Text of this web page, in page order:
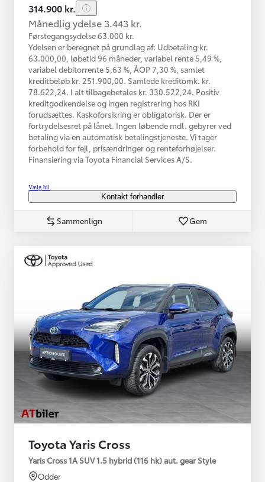
314.900 kr.
Månedlig ydelse 3.443 kr.
Førstegangsydelse 63.000 kr.
Ydelsen er beregnet på grundlag af: Udbetaling kr.
63.000,00, løbetid 96 måneder, variabel rente 5,49 %,
variabel debitorrente 5,63 %, ÅOP 7,30 %, samlet
kreditbeløb kr. 251.900,00. Samlede kreditomk. kr.
78.622,24. I alt tilbagebetales kr. 330.522,24. Positiv
kreditgodkendelse og ingen registrering hos RKI
forudsættes. Kaskoforsikring er obligatorisk. Der er
fortrydelsesret på lånet. Ingen løbende mdl. gebyrer ved
betaling via en automatisk betalingstjeneste. Vi tager
forbehold for fejl, prisændringer og renteforhøjelser.
Finansiering via Toyota Financial Services A/S.
Vælg bil
Kontakt forhandler
Sammenlign Gem
Toyota Yaris Cross
Yaris Cross 1A SUV 1.5 hybrid (116 hk) aut. gear Style
Odder